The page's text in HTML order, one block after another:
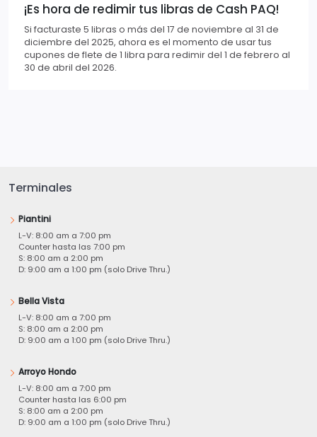
¡Es hora de redimir tus libras de Cash PAQ!
Si facturaste 5 libras o más del 17 de noviembre al 31 de
diciembre del 2025, ahora es el momento de usar tus
cupones de flete de 1 libra para redimir del 1 de febrero al
30 de abril del 2026.
Terminales
Piantini
L-V: 8:00 am a 7:00 pm
Counter hasta las 7:00 pm
S: 8:00 am a 2:00 pm
D: 9:00 am a 1:00 pm (solo Drive Thru.)
Bella Vista
L-V: 8:00 am a 7:00 pm
S: 8:00 am a 2:00 pm
D: 9:00 am a 1:00 pm (solo Drive Thru.)
Arroyo Hondo
L-V: 8:00 am a 7:00 pm
Counter hasta las 6:00 pm
S: 8:00 am a 2:00 pm
D: 9:00 am a 1:00 pm (solo Drive Thru.)